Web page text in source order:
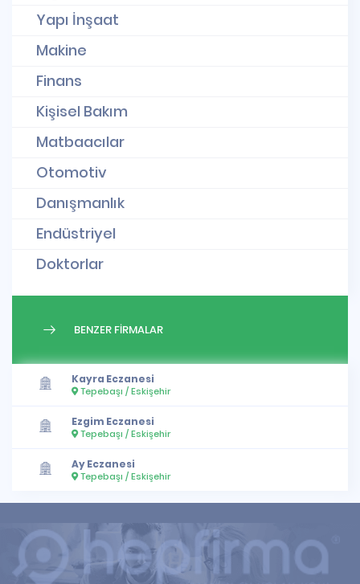
Yapı İnşaat
Makine
Finans
Kişisel Bakım
Matbaacılar
Otomotiv
Danışmanlık
Endüstriyel
Doktorlar
BENZER FİRMALAR
Kayra Eczanesi
Tepebaşı / Eskişehir
Ezgim Eczanesi
Tepebaşı / Eskişehir
Ay Eczanesi
Tepebaşı / Eskişehir